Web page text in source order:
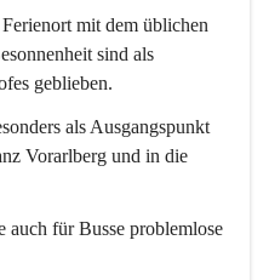
mit dem üblichen
sind als
geblieben.
als Ausgangspunkt
Vorarlberg und in die
auch für Busse problemlose